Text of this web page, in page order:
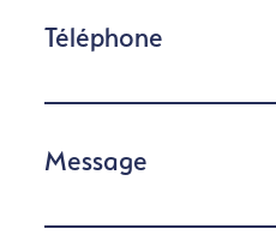
Téléphone
Message